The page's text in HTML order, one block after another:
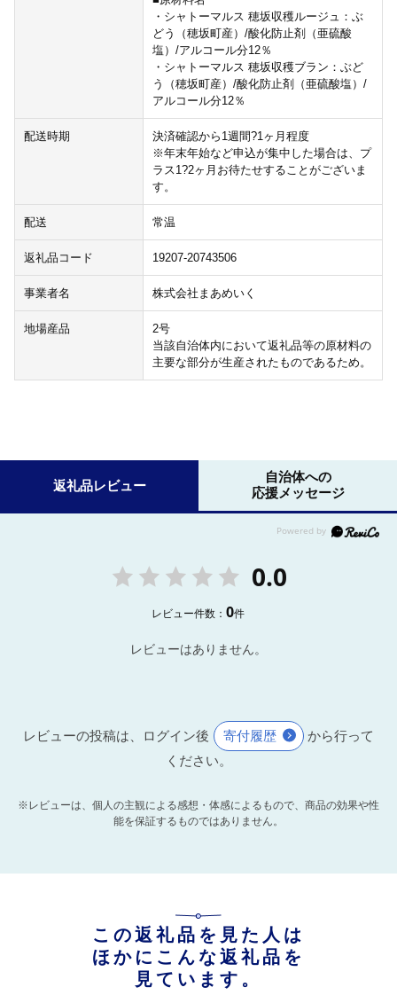
・シャトーマルス 穂坂収穫ルージュ：ぶ
どう（穂坂町産）/酸化防止剤（亜硫酸
塩）/アルコール分12％
・シャトーマルス 穂坂収穫ブラン：ぶど
う（穂坂町産）/酸化防止剤（亜硫酸塩）/
アルコール分12％
配送時期
決済確認から1週間?1ヶ月程度
※年末年始など申込が集中した場合は、プ
ラス1?2ヶ月お待たせすることがございま
す。
配送 常温
返礼品コード 19207-20743506
事業者名 株式会社まあめいく
地場産品
2号
当該自治体内において返礼品等の原材料の
主要な部分が生産されたものであるため。
返礼品レビュー
自治体への
応援メッセージ
0.0
レビュー件数：0件
レビューはありません。
レビューの投稿は、ログイン後 寄付履歴
から行って
ください。
※レビューは、個人の主観による感想・体感によるもので、商品の効果や性
能を保証するものではありません。
この返礼品を見た人は
ほかにこんな返礼品を
見ています。